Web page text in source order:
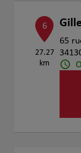
6
27.27
km
65